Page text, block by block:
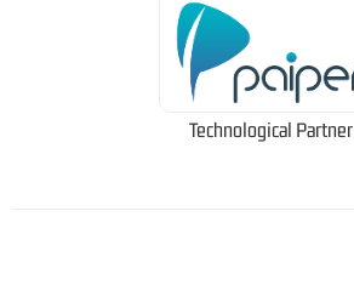
Technological Partner